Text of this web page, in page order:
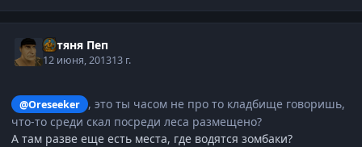
Батяня Пеп
12 июня, 201313 г.
@Oreseeker
, это ты часом не про то кладбище говоришь,
что-то среди скал посреди леса размещено?
А там разве еще есть места, где водятся зомбаки?